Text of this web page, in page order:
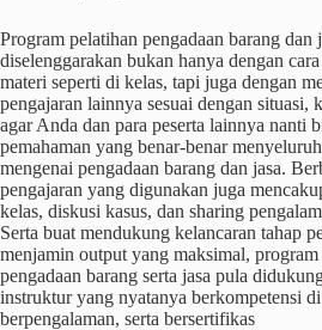
Program pelatihan pengadaan barang dan
diselenggarakan bukan hanya dengan
materi seperti di kelas, tapi juga dengan
pengajaran lainnya sesuai dengan situasi,
agar Anda dan para peserta lainnya nanti
pemahaman yang benar-benar
mengenai pengadaan barang dan jasa.
pengajaran yang digunakan juga
kelas, diskusi kasus, dan sharing
Serta buat mendukung kelancaran tahap
menjamin output yang maksimal,
pengadaan barang serta jasa pula
instruktur yang nyatanya berkompetensi
berpengalaman, serta bersertifikas